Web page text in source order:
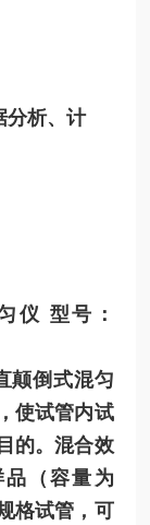
分析、计
仪 型号：
颠倒式混匀
使试管内试
的。混合效
（容量为
格试管，可